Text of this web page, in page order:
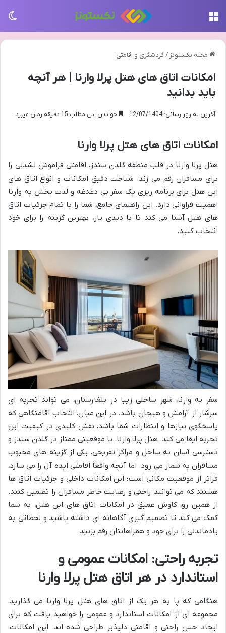
مجله نکستونز /گردشگری و اقامتی
امکانات اتاق های هتل پرلا وارنا | هر آنچه
باید بدانید
آخرین به روز رسانی: 12/07/1404 خواندن این مطلب 15 دقیقه زمان میبرد
امکانات اتاق های هتل پرلا وارنا
هتل پرلا وارنا در قلب منطقه گلدن سندز، اقامتی فراموش نشدنی را
برای مسافران رقم می زند. شناخت دقیق امکانات و انواع اتاق های
این هتل برای برنامه ریزی یک سفر بی دغدغه و لذت بخش به وارنا
اهمیت فراوانی دارد. این راهنمای جامع، شما را با تمام جزئیات اتاق
های هتل آشنا می کند تا با دیدی باز، بهترین گزینه را برای خود
انتخاب کنید.
سفر به وارنا، شهر ساحلی زیبا در بلغارستان، می تواند تجربه ای
سرشار از آرامش و هیجان باشد. در این میان، انتخاب اقامتگاهی که
پاسخگوی نیازها و انتظارات شما باشد، نقش کلیدی در کیفیت این
تجربه ایفا می کند. هتل پرلا وارنا، با موقعیتی ممتاز در گلدن سندز و
دسترسی آسان به ساحل و مراکز تفریحی، یکی از گزینه های محبوب
مسافران به شمار می رود. اما آنچه واقعاً اقامتی ایده آل را می سازد،
فراتر از موقعیت مکانی است؛ این امکانات داخلی و جزئیات اتاق ها
هستند که می توانند راحتی و رضایت خاطر مسافران را تضمین کنند.
از همین رو، کاوش عمیق در امکانات اتاق های این هتل، به شما
کمک می کند تا تصمیم گیری آگاهانه ای داشته باشید و لحظاتی به
یادماندنی را برای خود و همراهانتان رقم بزنید.
تجربه راحتی: امکانات عمومی و
استاندارد در هر اتاق هتل پرلا وارنا
هنگامی که پا به هر یک از اتاق های هتل پرلا وارنا می گذارید،
مجموعه ای از امکانات استاندارد و عمومی را خواهید یافت که برای
ایجاد حس راحتی و اقامتی دلپذیر طراحی شده اند. این امکانات،